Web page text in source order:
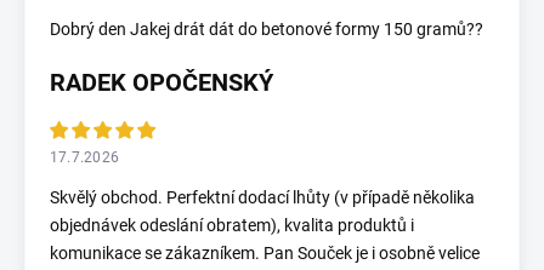
Dobrý den Jakej drát dát do betonové formy 150 gramů??
RADEK OPOČENSKÝ
17.7.2026
Skvělý obchod. Perfektní dodací lhůty (v případě několika
objednávek odeslání obratem), kvalita produktů i
komunikace se zákazníkem. Pan Souček je i osobně velice